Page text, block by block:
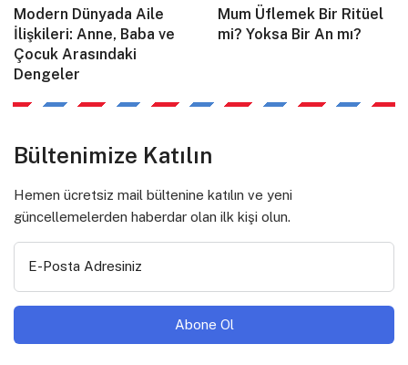
Modern Dünyada Aile
İlişkileri: Anne, Baba ve
Çocuk Arasındaki
Dengeler
Mum Üflemek Bir Ritüel
mi? Yoksa Bir An mı?
Bültenimize Katılın
Hemen ücretsiz mail bültenine katılın ve yeni
güncellemelerden haberdar olan ilk kişi olun.
E-Posta Adresiniz